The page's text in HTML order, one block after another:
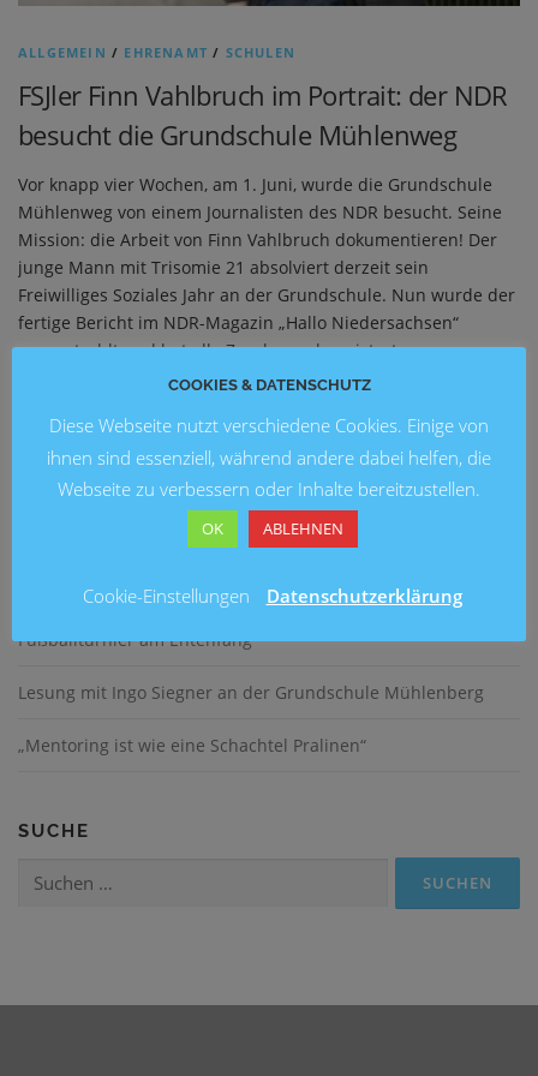
ALLGEMEIN / EHRENAMT / SCHULEN
FSJler Finn Vahlbruch im Portrait: der NDR
besucht die Grundschule Mühlenweg
Vor knapp vier Wochen, am 1. Juni, wurde die Grundschule
Mühlenweg von einem Journalisten des NDR besucht. Seine
Mission: die Arbeit von Finn Vahlbruch dokumentieren! Der
junge Mann mit Trisomie 21 absolviert derzeit sein
Freiwilliges Soziales Jahr an der Grundschule. Nun wurde der
fertige Bericht im NDR-Magazin „Hallo Niedersachsen“
ausgestrahlt und hat alle Zuschauer begeistert.
NEUESTE BEITRÄGE
Blick in die Zukunft: Kunstausstellung 2026 an der
Grundschule Marienwerder
Ein fröhliches Schulfest an der Brüder-Grimm-Schule
Fußballturnier am Entenfang
Lesung mit Ingo Siegner an der Grundschule Mühlenberg
„Mentoring ist wie eine Schachtel Pralinen“
SUCHE
Suchen
COOKIES & DATENSCHUTZ
Diese Webseite nutzt verschiedene Cookies. Einige von
ihnen sind essenziell, während andere dabei helfen, die
Webseite zu verbessern oder Inhalte bereitzustellen.
OK ABLEHNEN
Cookie-Einstellungen Datenschutzerklärung